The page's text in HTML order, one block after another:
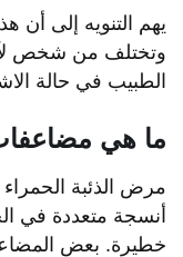
يهم التنويه إلى
وتختلف من شخص
الطبيب في حالة
ما هي
مرض الذئبة الحمراء
أنسجة متعددة في
خطيرة. بعض